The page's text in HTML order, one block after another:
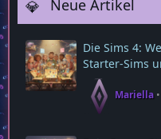
Neue Artikel
Die Sims 4:
Starter‑Sims
Mariella